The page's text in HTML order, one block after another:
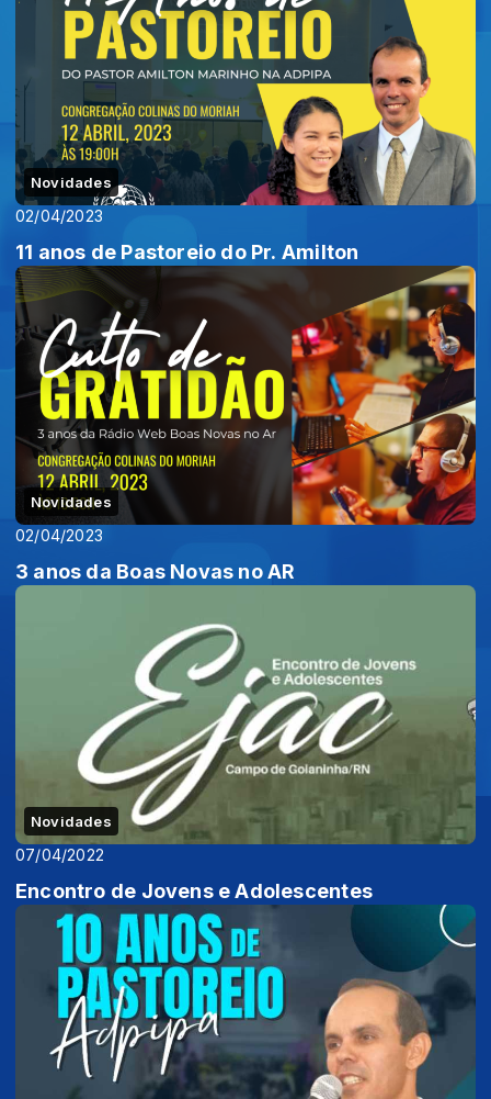
Novidades
02/04/2023
11 anos de Pastoreio do Pr. Amilton
Novidades
02/04/2023
3 anos da Boas Novas no AR
Novidades
07/04/2022
Encontro de Jovens e Adolescentes